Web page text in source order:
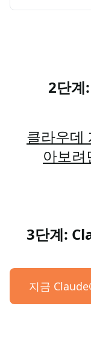
2단계
클라우데
아보
3단계:
지금